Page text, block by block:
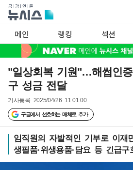
메인 랭킹 섹션
"일상회복 기원"…해썹인
구 성금 전달
기사등록 2025/04/26 11:01:00
구글에서 선호하는 매체로 추가
임직원의 자발적인 기부로 이재
생필품·위생용품·담요 등 긴급